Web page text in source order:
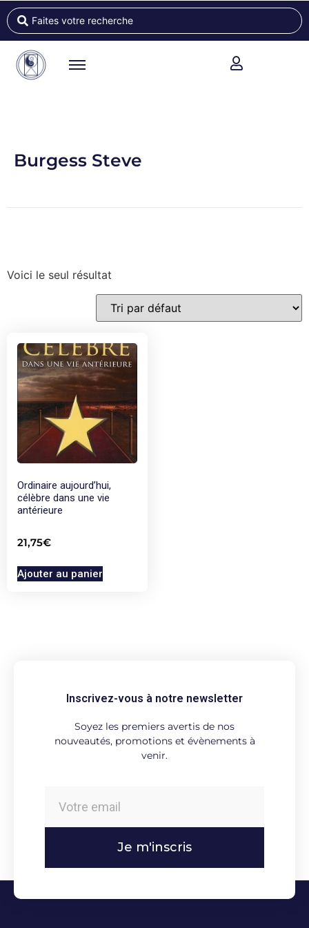
Burgess Steve
Voici le seul résultat
Ordinaire aujourd’hui,
célèbre dans une vie
antérieure
21,75€
Ajouter au panier
Inscrivez-vous à notre newsletter
Soyez les premiers avertis de nos
nouveautés, promotions et évènements à
venir.
Je m'inscris